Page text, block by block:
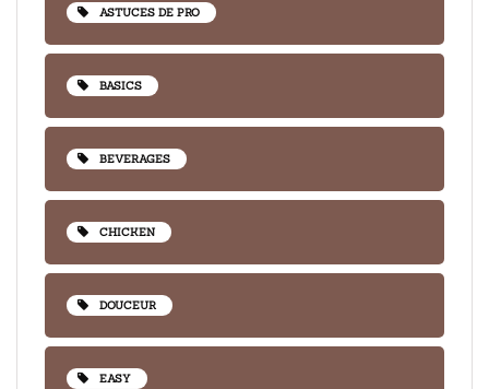
ASTUCES DE PRO
BASICS
BEVERAGES
CHICKEN
DOUCEUR
EASY